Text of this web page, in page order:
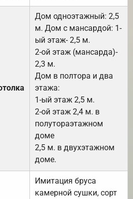
Дом одноэтажный: 2,5
м. Дом с мансардой: 1-
ый этаж- 2,5 м.
2-ой этаж (мансарда)-
2,3 м.
Дом в полтора и два
этажа:
1-ый этаж 2,5 м.
2-ой этаж 2,4 м. в
полутораэтажном
доме
2,5 м. в двухэтажном
доме.
Имитация бруса
камерной сушки, сорт